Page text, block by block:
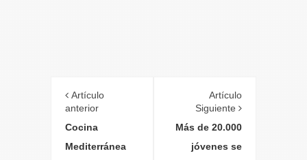
Artículo
anterior
Cocina
Mediterránea
Artículo
Siguiente
Más de 20.000
jóvenes se